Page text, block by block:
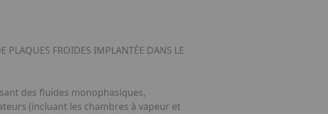
PLAQUES FROIDES IMPLANTÉE DANS LE
des fluides monophasiques,
(incluant les chambres à vapeur et